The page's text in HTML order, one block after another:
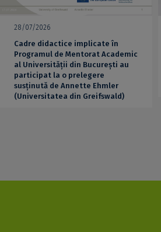
28/07/2026
Cadre didactice implicate în
Programul de Mentorat Academic
al Universității din București au
participat la o prelegere
susținută de Annette Ehmler
(Universitatea din Greifswald)